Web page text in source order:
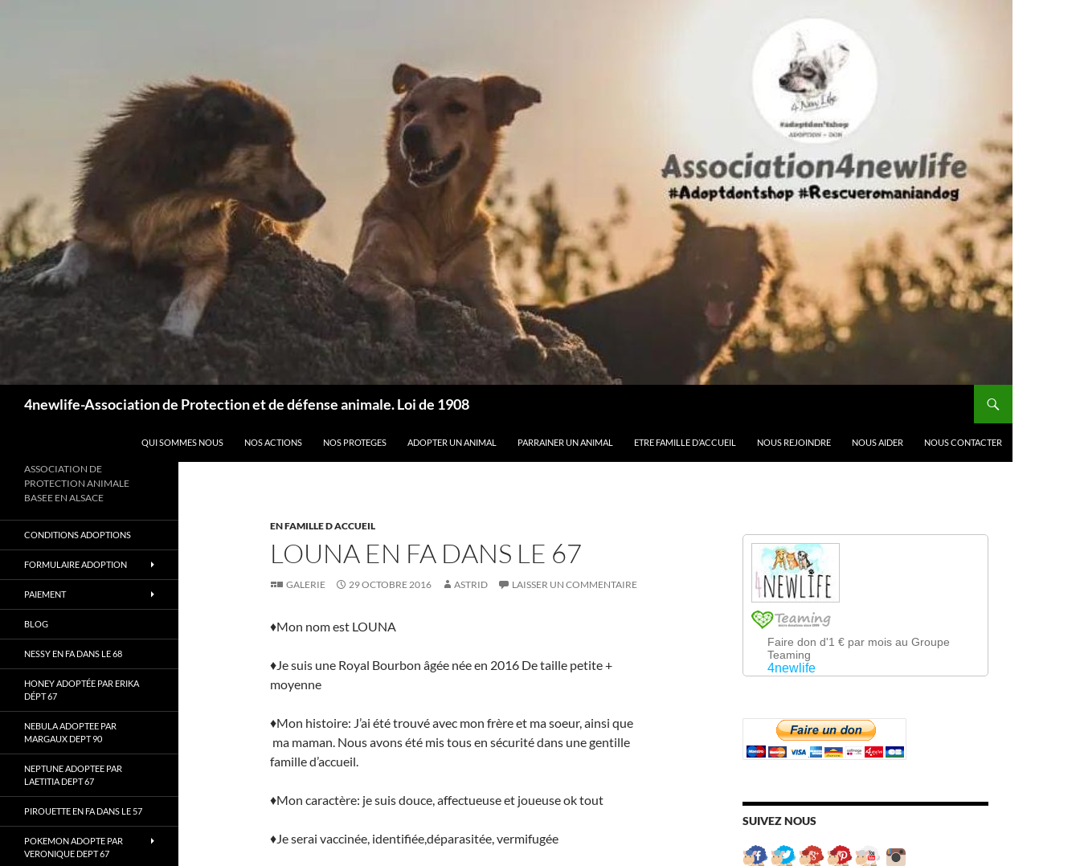
4newlife-Association de Protection et de défense animale. Loi de 1908
QUI SOMMES NOUS
NOS ACTIONS NOS PROTEGES ADOPTER UN ANIMAL PARRAINER UN ANIMAL ETRE FAMILLE D’ACCUEIL NOUS REJOINDRE NOUS AIDER NOUS CONTACTER
EN FAMILLE D ACCUEIL
LOUNA EN FA DANS LE 67
GALERIE 29 OCTOBRE 2016 ASTRID LAISSER UN COMMENTAIRE
♦Mon nom est LOUNA
♦Je suis une Royal Bourbon âgée née en 2016 De taille petite +
moyenne
♦Mon histoire: J’ai été trouvé avec mon frère et ma soeur, ainsi que
ma maman. Nous avons été mis tous en sécurité dans une gentille
famille d’accueil.
♦Mon caractère: je suis douce, affectueuse et joueuse ok tout
♦Je serai vaccinée, identifiée,déparasitée, vermifugée
SUIVEZ NOUS
ASSOCIATION DE
PROTECTION ANIMALE
BASEE EN ALSACE
CONDITIONS ADOPTIONS
FORMULAIRE ADOPTION
PAIEMENT
BLOG
NESSY EN FA DANS LE 68
HONEY ADOPTÉE PAR ERIKA
DÉPT 67
NEBULA ADOPTEE PAR
MARGAUX DEPT 90
NEPTUNE ADOPTEE PAR
LAETITIA DEPT 67
PIROUETTE EN FA DANS LE 57
POKEMON ADOPTE PAR
VERONIQUE DEPT 67